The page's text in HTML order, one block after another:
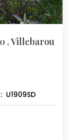
,Villebarou
U1909SD